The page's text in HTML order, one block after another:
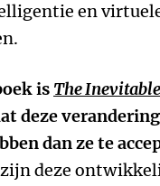
en
is The Inevitable
deze
dan ze te
deze